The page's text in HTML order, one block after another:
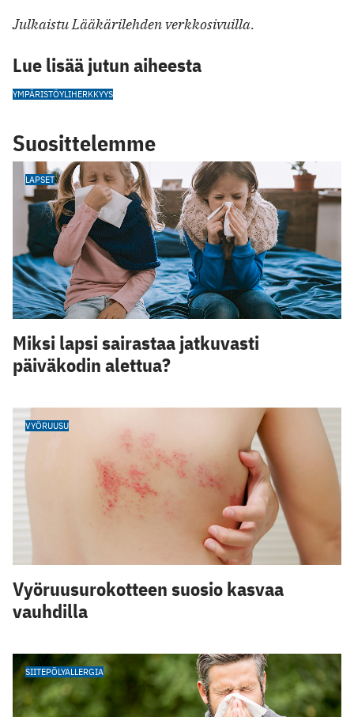
Julkaistu Lääkärilehden verkkosivuilla.
Lue lisää jutun aiheesta
YMPÄRISTÖYLIHERKKYYS
Suosittelemme
LAPSET
Miksi lapsi sairastaa jatkuvasti
päiväkodin alettua?
VYÖRUUSU
Vyöruusurokotteen suosio kasvaa
vauhdilla
SIITEPÖLYALLERGIA